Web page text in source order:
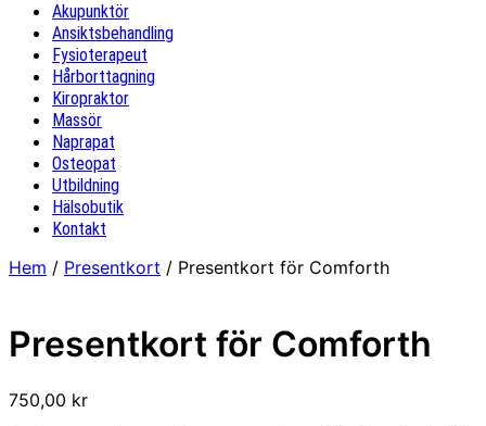
Akupunktör
Ansiktsbehandling
Fysioterapeut
Hårborttagning
Kiropraktor
Massör
Naprapat
Osteopat
Utbildning
Hälsobutik
Kontakt
Hem / Presentkort / Presentkort för Comforth
Presentkort för Comforth
750,00 kr